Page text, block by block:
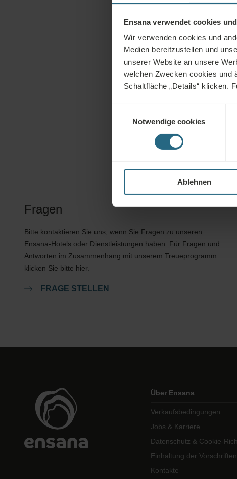
Ensana verwendet cookies
Wir verwenden cookies und
Medien bereitzustellen und
unserer Website an unsere
welchen Zwecken cookies und
Schaltfläche „Details“ klicken.
Notwendige cookies
Ablehnen
Fragen
Bitte kontaktieren Sie uns, wenn Sie Fragen zu unseren
Ensana-Hotels oder Dienstleistungen haben. Für Fragen und
Antworten im Zusammenhang mit unserem Treueprogramm
klicken Sie bitte hier.
FRAGE STELLEN
Über Ensana
Verkaufsbedingungen
Jobs & Karriere
Datenschutz & Cookie-
Einhaltung der Vorschriften
Kontakte